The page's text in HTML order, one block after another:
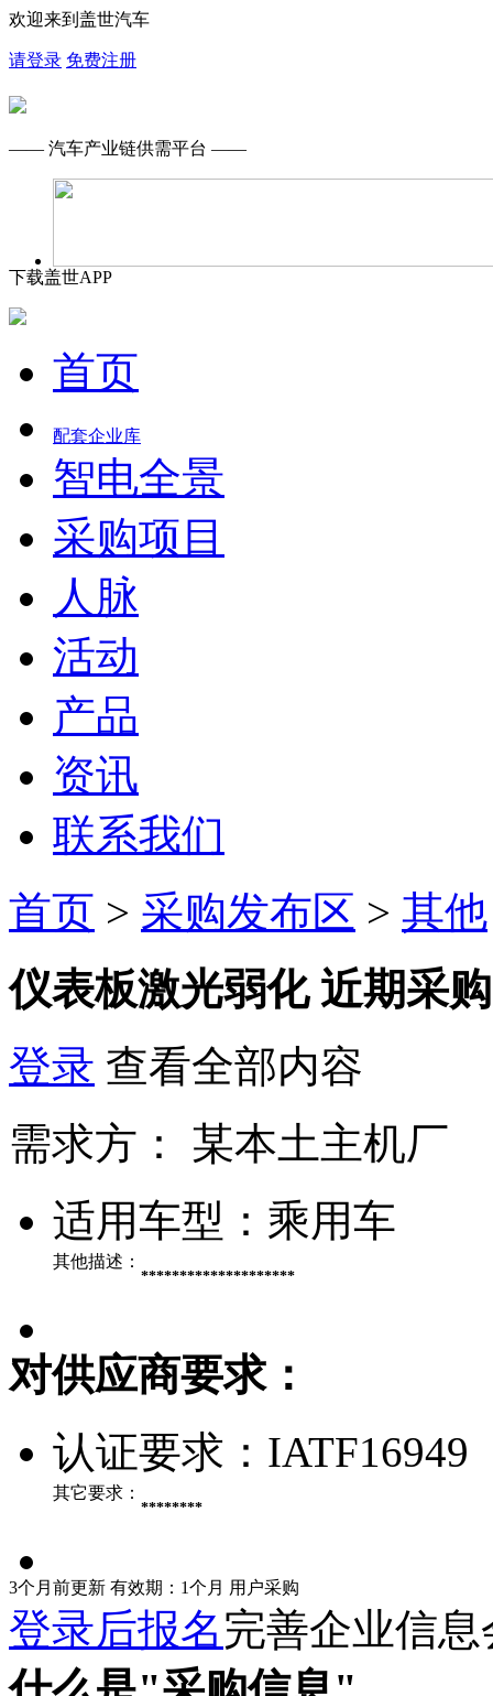
欢迎来到盖世汽车
请登录 免费注册
—— 汽车产业链供需平台 ——
下载盖世APP
首页
配套企业库
智电全景
采购项目
人脉
活动
产品
资讯
联系我们
首页 > 采购发布区 > 其他
仪表板激光弱化 近期采购
登录 查看全部内容
需求方：
某本土主机厂
适用车型： 乘用车
其他描述：
********************
对供应商要求：
认证要求： IATF16949
其它要求：
********
3个月前更新 有效期：1个月 用户采购
登录后报名完善企业信